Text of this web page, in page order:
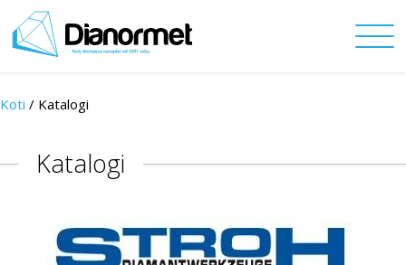
Koti / Katalogi
Katalogi